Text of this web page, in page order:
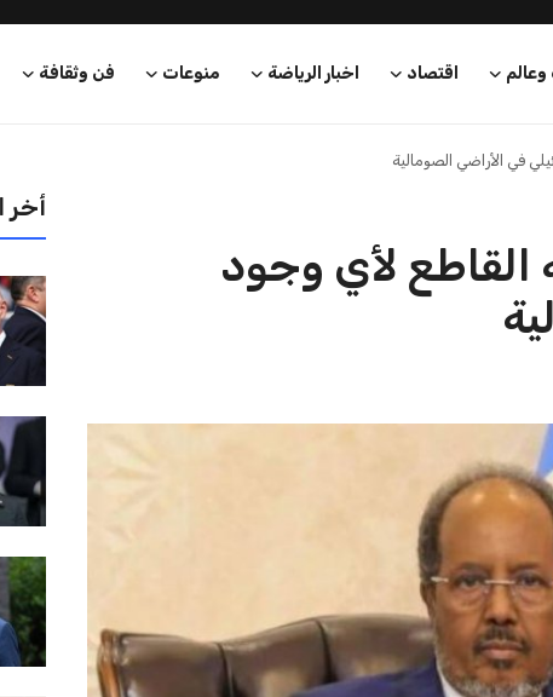
اقتصاد اخبار الرياضة منوعات فن وثقافة
في الأراضي الصومالية
القاطع لأي وجود
أخر